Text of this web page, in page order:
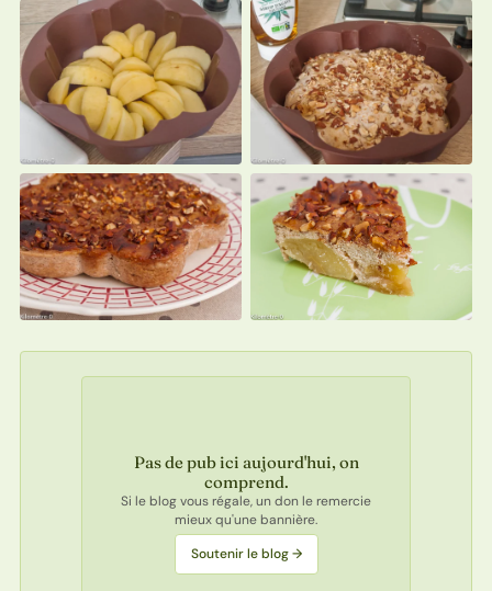
Pas de pub ici aujourd'hui, on
comprend.
Si le blog vous régale, un don le remercie
mieux qu'une bannière.
Soutenir le blog →